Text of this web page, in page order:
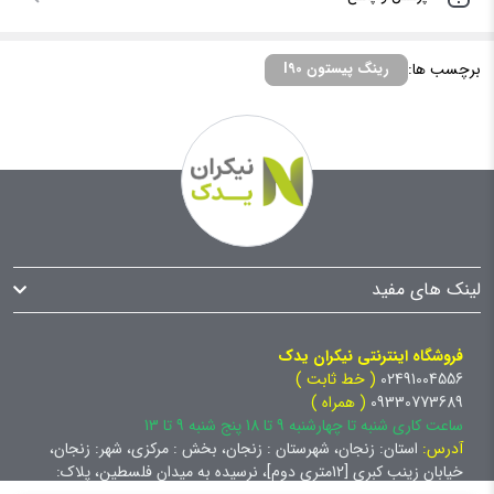
برچسب ها: رینگ پیستون l90
لینک های مفید
فروشگاه اینترنتی نیکران یدک
02491004556 ( خط ثابت )
09330773689 ( همراه )
ساعت کاری شنبه تا چهارشنبه 9 تا 18 پنج شنبه 9 تا 13
آدرس: استان: زنجان، شهرستان : زنجان، بخش : مرکزی، شهر: زنجان،
خیابان زینب کبری [12متری دوم]، نرسیده به میدان فلسطین، پلاک: